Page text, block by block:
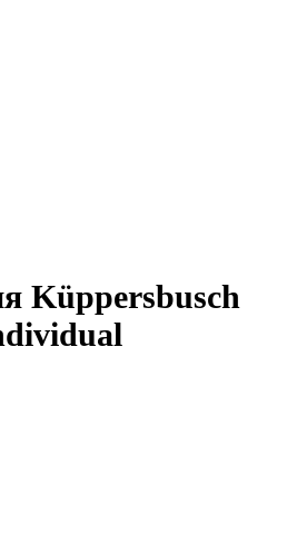
Küppersbusch